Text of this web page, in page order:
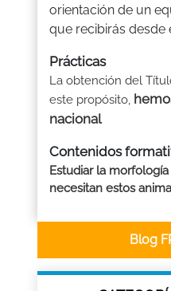
orientación de un
que recibirás desde
Prácticas
La obtención del
este propósito,
nacional
Contenidos
Estudiar la
necesitan estos
Blog